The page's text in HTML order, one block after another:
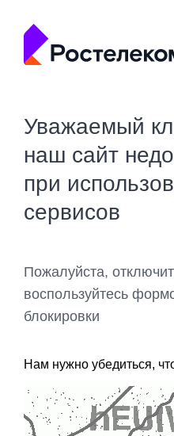
Уважаемый
наш сайт
при
сервисов
Пожалуйста,
воспользуйтесь
блокировки
Нам нужно убедиться,